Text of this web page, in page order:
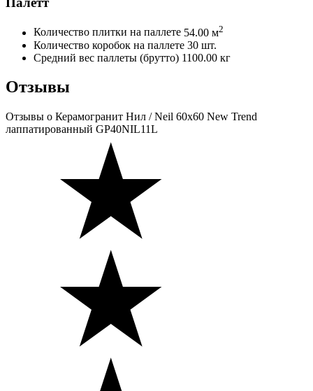
Количество плитки на паллете 54.00 м2
Количество коробок на паллете 30 шт.
Средний вес паллеты (брутто) 1100.00 кг
Отзывы
Отзывы о Керамогранит Нил / Neil 60х60 New Trend
лаппатированный GP40NIL11L